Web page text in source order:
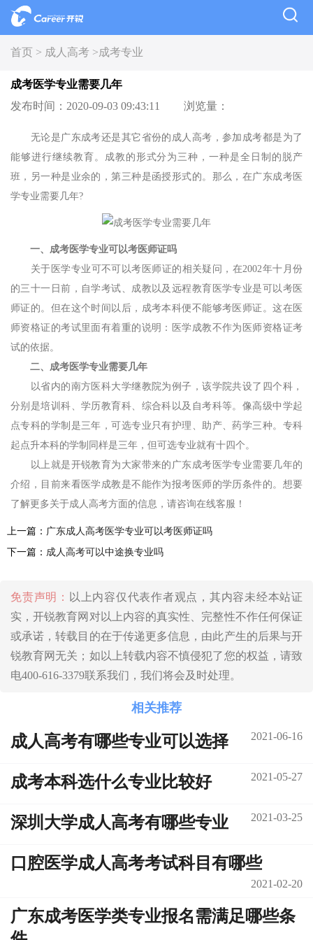
首页 > 成人高考 >成考专业
成考医学专业需要几年
发布时间：2020-09-03 09:43:11
浏览量：
无论是广东成考还是其它省份的成人高考，参加成考都是为了
能够进行继续教育。成教的形式分为三种，一种是全日制的脱产
班，另一种是业余的，第三种是函授形式的。那么，在广东成考医
学专业需要几年?
一、成考医学专业可以考医师证吗
关于医学专业可不可以考医师证的相关疑问，在2002年十月份
的三十一日前，自学考试、成教以及远程教育医学专业是可以考医
师证的。但在这个时间以后，成考本科便不能够考医师证。这在医
师资格证的考试里面有着重的说明：医学成教不作为医师资格证考
试的依据。
二、成考医学专业需要几年
以省内的南方医科大学继教院为例子，该学院共设了四个科，
分别是培训科、学历教育科、综合科以及自考科等。像高级中学起
点专科的学制是三年，可选专业只有护理、助产、药学三种。专科
起点升本科的学制同样是三年，但可选专业就有十四个。
以上就是开锐教育为大家带来的广东成考医学专业需要几年的
介绍，目前来看医学成教是不能作为报考医师的学历条件的。想要
了解更多关于成人高考方面的信息，请咨询在线客服！
上一篇： 广东成人高考医学专业可以考医师证吗
下一篇： 成人高考可以中途换专业吗
免责声明：
以上内容仅代表作者观点，其内容未经本站证
实，开锐教育网对以上内容的真实性、完整性不作任何保证
或承诺，转载目的在于传递更多信息，由此产生的后果与开
锐教育网无关；如以上转载内容不慎侵犯了您的权益，请致
电400-616-3379联系我们，我们将会及时处理。
相关推荐
成人高考有哪些专业可以选择 2021-06-16
成考本科选什么专业比较好 2021-05-27
深圳大学成人高考有哪些专业 2021-03-25
口腔医学成人高考考试科目有哪些
2021-02-20
广东成考医学类专业报名需满足哪些条